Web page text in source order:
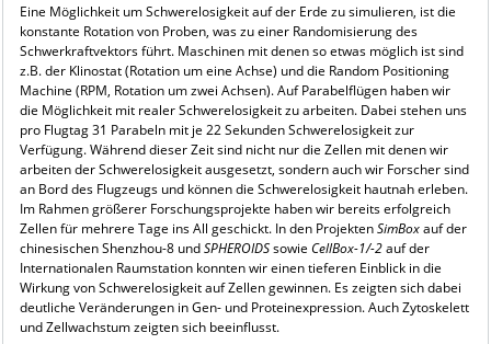
Eine Möglichkeit um Schwerelosigkeit auf der Erde zu simulieren, ist die
konstante Rotation von Proben, was zu einer Randomisierung des
Schwerkraftvektors führt. Maschinen mit denen so etwas möglich ist sind
z.B. der Klinostat (Rotation um eine Achse) und die Random Positioning
Machine (RPM, Rotation um zwei Achsen).Auf Parabelflügen haben wir
die Möglichkeit mit realer Schwerelosigkeit zu arbeiten. Dabei stehen uns
pro Flugtag 31 Parabeln mit je 22 Sekunden Schwerelosigkeit zur
Verfügung. Während dieser Zeit sind nicht nur die Zellen mit denen wir
arbeiten der Schwerelosigkeit ausgesetzt, sondern auch wir Forscher sind
an Bord des Flugzeugs und können die Schwerelosigkeit hautnah erleben.
Im Rahmen größerer Forschungsprojekte haben wir bereits erfolgreich
Zellen für mehrere Tage ins All geschickt. In den ProjektenSimBoxauf der
chinesischen Shenzhou-8 undSPHEROIDSsowie CellBox-1/-2auf der
Internationalen Raumstation konnten wir einen tieferen Einblick in die
Wirkung von Schwerelosigkeit auf Zellen gewinnen. Es zeigten sich dabei
deutliche Veränderungen in Gen- und Proteinexpression. Auch Zytoskelett
und Zellwachstum zeigten sich beeinflusst.